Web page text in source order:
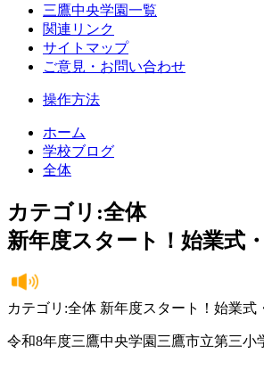
三鷹中央学園一覧
関連リンク
サイトマップ
ご意見・お問い合わせ
操作方法
ホーム
学校ブログ
全体
カテゴリ:全体
新年度スタート！始業式
カテゴリ:全体 新年度スタート！始業式
令和8年度三鷹中央学園三鷹市立第三小